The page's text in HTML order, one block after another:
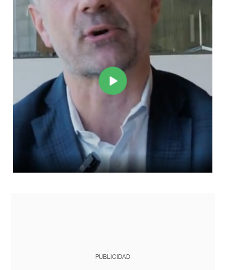
PUBLICIDAD